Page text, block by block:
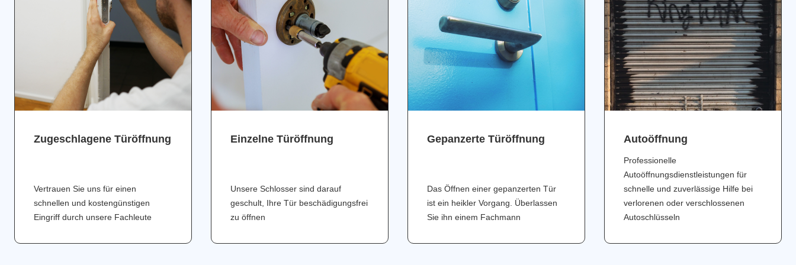
Zugeschlagene Türöffnung
Vertrauen Sie uns für einen
schnellen und kostengünstigen
Eingriff durch unsere Fachleute
Einzelne Türöffnung
Unsere Schlosser sind darauf
geschult, Ihre Tür beschädigungsfrei
zu öffnen
Gepanzerte Türöffnung
Das Öffnen einer gepanzerten Tür
ist ein heikler Vorgang. Überlassen
Sie ihn einem Fachmann
Аutoöffnung
Professionelle
Autoöffnungsdienstleistungen für
schnelle und zuverlässige Hilfe bei
verlorenen oder verschlossenen
Autoschlüsseln